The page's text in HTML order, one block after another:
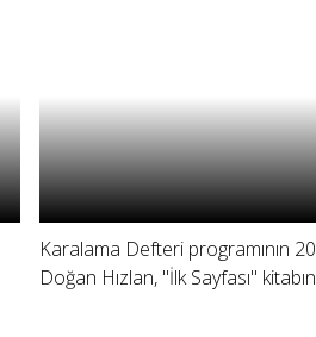
Karalama Defteri programının
Doğan Hızlan, "İlk Sayfası"